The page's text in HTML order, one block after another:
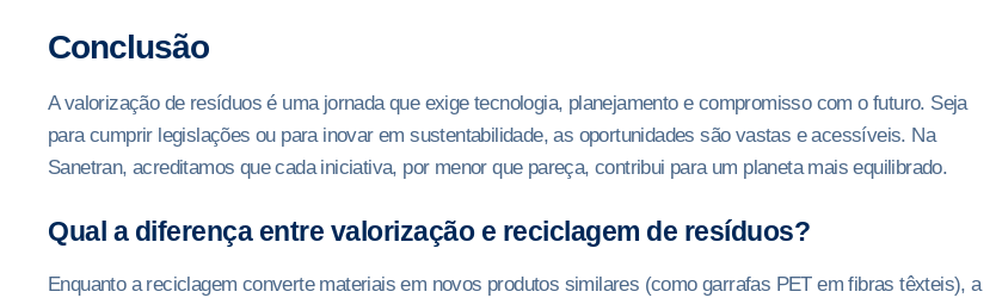
Conclusão
A valorização de resíduos é uma jornada que exige tecnologia, planejamento e compromisso com o futuro. Seja
para cumprir legislações ou para inovar em sustentabilidade, as oportunidades são vastas e acessíveis. Na
Sanetran, acreditamos que cada iniciativa, por menor que pareça, contribui para um planeta mais equilibrado.
Qual a diferença entre valorização e reciclagem de resíduos?
Enquanto a reciclagem converte materiais em novos produtos similares (como garrafas PET em fibras têxteis), a